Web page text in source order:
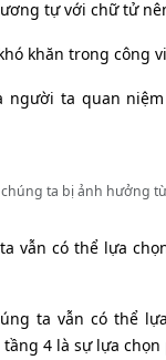
tự với chữ tử
khăn trong công
người ta quan
chúng ta bị ảnh hưởng
vẫn có thể lựa
ta vẫn có thể
4 là sự lựa